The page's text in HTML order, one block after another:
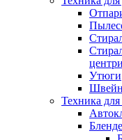
Утюги
Техника